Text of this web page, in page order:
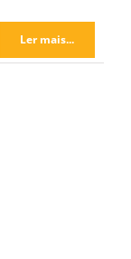
Ler mais...